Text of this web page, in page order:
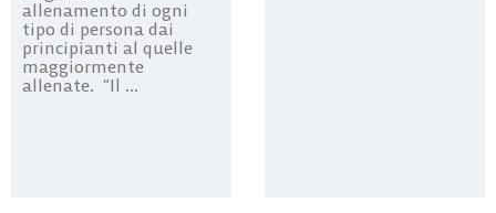
allenamento di ogni
tipo di persona dai
principianti al quelle
maggiormente
allenate. “Il ...